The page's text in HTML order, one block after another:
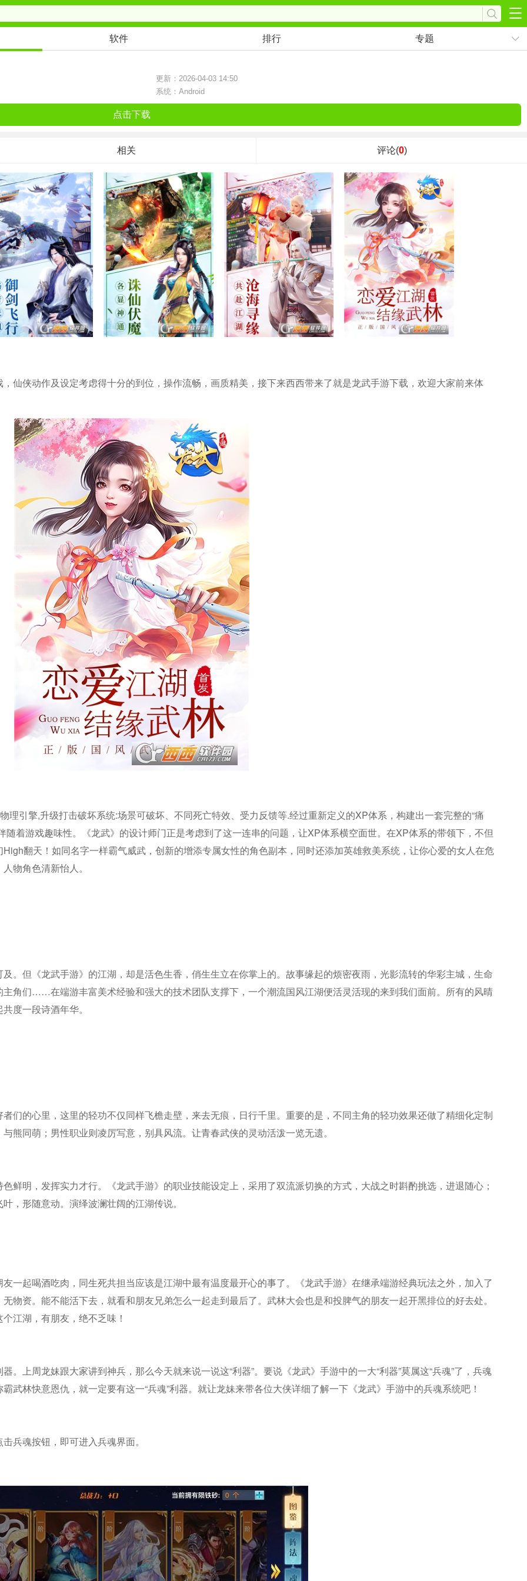
软件 排行 专题
更新：2026-04-03 14:50
系统：Android
点击下载
相关 评论(0)
仙侠动作及设定考虑得十分的到位，操作流畅，画质精美，接下来西西带来了就是龙武手游下载，欢迎大家前来体
理引擎,升级打击破坏系统:场景可破坏、不同死亡特效、受力反馈等.经过重新定义的XP体系，构建出一套完整的“痛
随着游戏趣味性。《龙武》的设计师门正是考虑到了这一连串的问题，让XP体系横空面世。在XP体系的带领下，不但
翻天！如同名字一样霸气威武，创新的增添专属女性的角色副本，同时还添加英雄救美系统，让你心爱的女人在危
物角色清新怡人。
。但《龙武手游》的江湖，却是活色生香，俏生生立在你掌上的。故事缘起的烦密夜雨，光影流转的华彩主城，生命
角们……在端游丰富美术经验和强大的技术团队支撑下，一个潮流国风江湖便活灵活现的来到我们面前。所有的风晴
度一段诗酒年华。
们的心里，这里的轻功不仅同样飞檐走壁，来去无痕，日行千里。重要的是，不同主角的轻功效果还做了精细化定制
熊同萌；男性职业则凌厉写意，别具风流。让青春武侠的灵动活泼一览无遗。
鲜明，发挥实力才行。《龙武手游》的职业技能设定上，采用了双流派切换的方式，大战之时斟酌挑选，进退随心；
，形随意动。演绎波澜壮阔的江湖传说。
一起喝酒吃肉，同生死共担当应该是江湖中最有温度最开心的事了。《龙武手游》在继承端游经典玩法之外，加入了
物资。能不能活下去，就看和朋友兄弟怎么一起走到最后了。武林大会也是和投脾气的朋友一起开黑排位的好去处。
江湖，有朋友，绝不乏味！
。上周龙妹跟大家讲到神兵，那么今天就来说一说这“利器”。要说《龙武》手游中的一大“利器”莫属这“兵魂”了，兵魂
武林快意恩仇，就一定要有这一“兵魂”利器。就让龙妹来带各位大侠详细了解一下《龙武》手游中的兵魂系统吧！
兵魂按钮，即可进入兵魂界面。